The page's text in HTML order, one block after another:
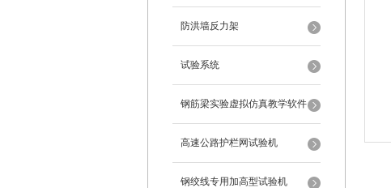
防洪墙反力架
试验系统
钢筋梁实验虚拟仿真教学软件
高速公路护栏网试验机
钢绞线专用加高型试验机